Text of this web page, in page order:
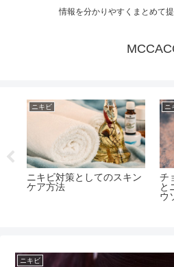
情報を分かりやすくまとめて
ニキビ
ニキビ対策としてのスキン
ケア方法
ニ
チ
と
ウ
ニキビ